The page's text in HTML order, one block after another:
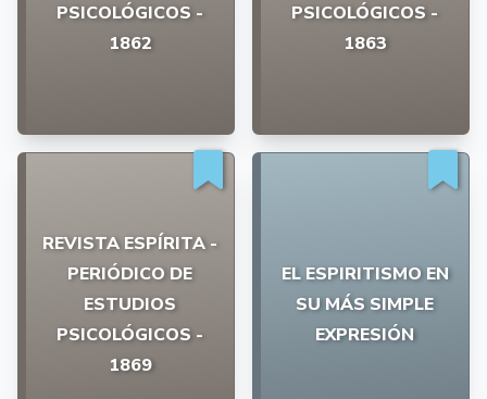
PSICOLÓGICOS -
1862
PSICOLÓGICOS -
1863
REVISTA ESPÍRITA -
PERIÓDICO DE
ESTUDIOS
PSICOLÓGICOS -
1869
EL ESPIRITISMO EN
SU MÁS SIMPLE
EXPRESIÓN